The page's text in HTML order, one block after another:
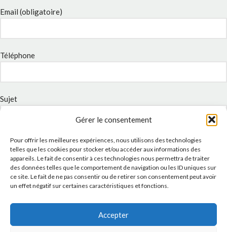
Gérer le consentement
Pour offrir les meilleures expériences, nous utilisons des technologies
telles que les cookies pour stocker et/ou accéder aux informations des
appareils. Le fait de consentir à ces technologies nous permettra de traiter
des données telles que le comportement de navigation ou les ID uniques sur
ce site. Le fait de ne pas consentir ou de retirer son consentement peut avoir
un effet négatif sur certaines caractéristiques et fonctions.
Accepter
Email (obligatoire)
Téléphone
Sujet
Message